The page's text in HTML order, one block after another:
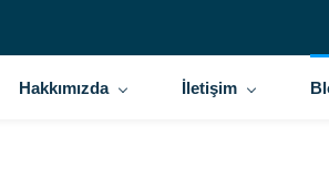
Hakkımızda İletişim